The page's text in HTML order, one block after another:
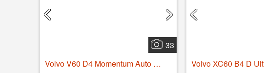
33
Volvo V60 D4 Momentum Auto 140 kW (190 CV)